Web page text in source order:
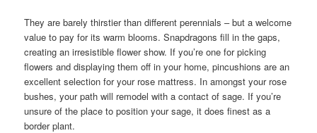
They are barely thirstier than different perennials – but a welcome
value to pay for its warm blooms. Snapdragons fill in the gaps,
creating an irresistible flower show. If you’re one for picking
flowers and displaying them off in your home, pincushions are an
excellent selection for your rose mattress. In amongst your rose
bushes, your path will remodel with a contact of sage. If you’re
unsure of the place to position your sage, it does finest as a
border plant.